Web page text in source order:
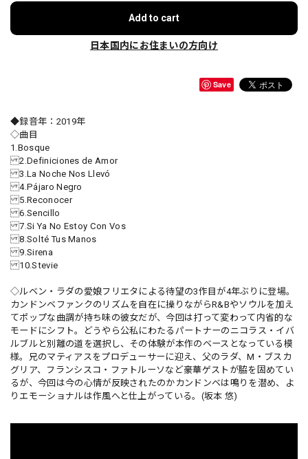
Add to cart
日本国内にお住まいの方向け
Save
◆録音年：2019年
◇曲目
1.Bosque
2.Definiciones de Amor
3.La Noche Nos Llevó
4.Pájaro Negro
5.Reconocer
6.Sencillo
7.Si Ya No Estoy Con Vos
8.Solté Tus Manos
9.Sirena
10.Stevie
◇ルベン・ラダの愛娘フリエタによる待望の3作目が4年ぶりに登場。
カンドンベファンクのリズムを自在に操りながらR&Bやソウルを加え
てポップな曲調が持ち味の彼女だが、今回は打って変わって内省的な
モードにシフト。どうやら公私にわたるパートナーのニコラス・イバ
ルブルと別離の道を選択し、その体験が本作のベースとなっている模
様。兄のマティアスをプロデューサーに迎え、父のラダ、M・ブスカ
グリア、フランシスコ・ファトルーソなど豪華ゲストが脇を固めてい
るが、今回は今の心情が反映されたのかカンドンベは鳴りを潜め、よ
りエモーショナルは作風へと仕上がっている。(坂本 悠)